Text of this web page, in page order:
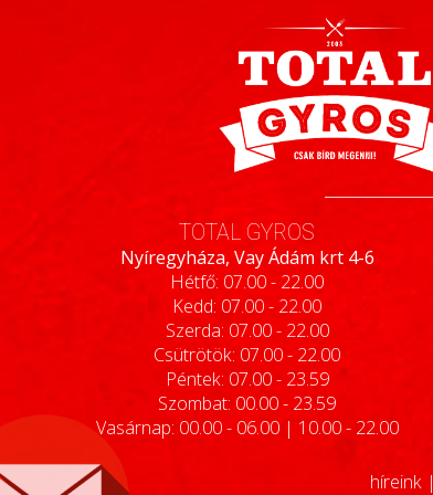
TOTAL GYROS
Nyíregyháza, Vay Ádám krt 4-6
Hétfő: 07.00 - 22.00
Kedd: 07.00 - 22.00
Szerda: 07.00 - 22.00
Csütrötök: 07.00 - 22.00
Péntek: 07.00 - 23.59
Szombat: 00.00 - 23.59
Vasárnap: 00.00 - 06.00 | 10.00 - 22.00
híreink|